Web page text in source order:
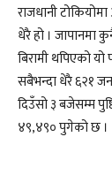
राजधानी
धेरै हो । जापानमा
बिरामी थपिएको
सबैभन्दा धेरै ६२१
दिउँसो ३ बजेसम्म
४९,४९० पुगेको छ ।